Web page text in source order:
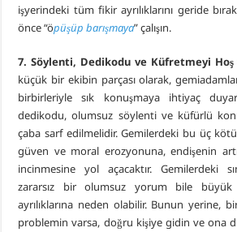
işyerindeki tüm fikir ayrılıklarını geride
önce “öpüşüp barışmaya” çalışın.
7. Söylenti, Dedikodu ve Küfretmeyi Hoş
küçük bir ekibin parçası olarak,
birbirleriyle sık konuşmaya ihtiyaç
dedikodu, olumsuz söylenti ve küfürlü
çaba sarf edilmelidir. Gemilerdeki bu üç
güven ve moral erozyonuna, endişenin
incinmesine yol açacaktır. Gemilerdeki
zararsız bir olumsuz yorum bile
ayrılıklarına neden olabilir. Bunun yerine,
problemin varsa, doğru kişiye gidin ve ona